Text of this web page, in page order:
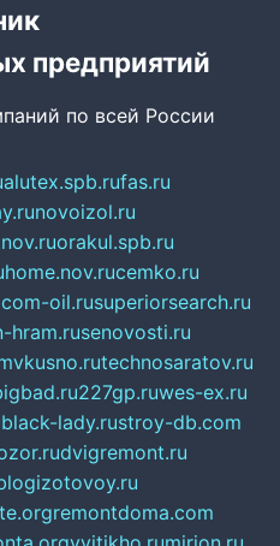
предприятий
по всей России
alutex.spb.rufas.ru
novoizol.ru
orakul.spb.ru
home.nov.rucemko.ru
oil.rusuperiorsearch.ru
hram.rusenovosti.ru
technosaratov.ru
227gp.ruwes-ex.ru
black-lady.rustroy-db.com
dvigremont.ru
remontdoma.com